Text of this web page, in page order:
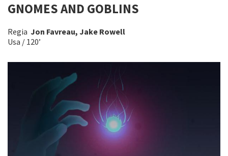
GNOMES AND GOBLINS
Regia Jon Favreau, Jake Rowell
Usa / 120’